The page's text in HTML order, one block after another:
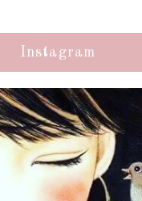
Instagram